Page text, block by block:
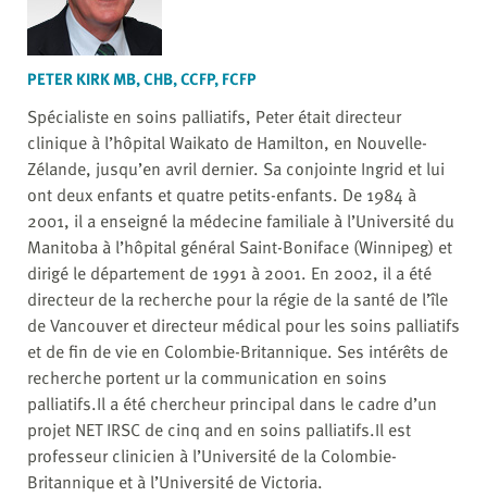
PETER KIRK MB, CHB, CCFP, FCFP
Spécialiste en soins palliatifs, Peter était directeur
clinique à l’hôpital Waikato de Hamilton, en Nouvelle-
Zélande, jusqu’en avril dernier. Sa conjointe Ingrid et lui
ont deux enfants et quatre petits-enfants. De 1984 à
2001, il a enseigné la médecine familiale à l’Université du
Manitoba à l’hôpital général Saint-Boniface (Winnipeg) et
dirigé le département de 1991 à 2001. En 2002, il a été
directeur de la recherche pour la régie de la santé de l’île
de Vancouver et directeur médical pour les soins palliatifs
et de fin de vie en Colombie-Britannique. Ses intérêts de
recherche portent ur la communication en soins
palliatifs.Il a été chercheur principal dans le cadre d’un
projet NET IRSC de cinq and en soins palliatifs.Il est
professeur clinicien à l’Université de la Colombie-
Britannique et à l’Université de Victoria.